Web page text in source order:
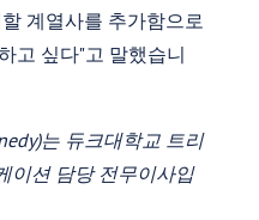
계열사를 추가함으로
고 싶다"고 말했습니
는 듀크대학교 트리
이션 담당 전무이사입